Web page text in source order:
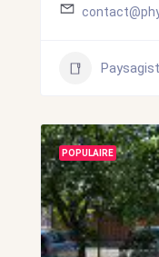
POPULAIRE